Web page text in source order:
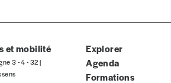
indicatif. De cette manière, vous
et mobilité
3 - 4 - 32 |
Explorer
Agenda
Formations